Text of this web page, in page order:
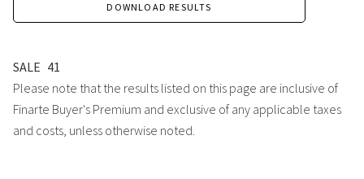
DOWNLOAD RESULTS
SALE 41
Please note that the results listed on this page are inclusive of
Finarte Buyer's Premium and exclusive of any applicable taxes
and costs, unless otherwise noted.